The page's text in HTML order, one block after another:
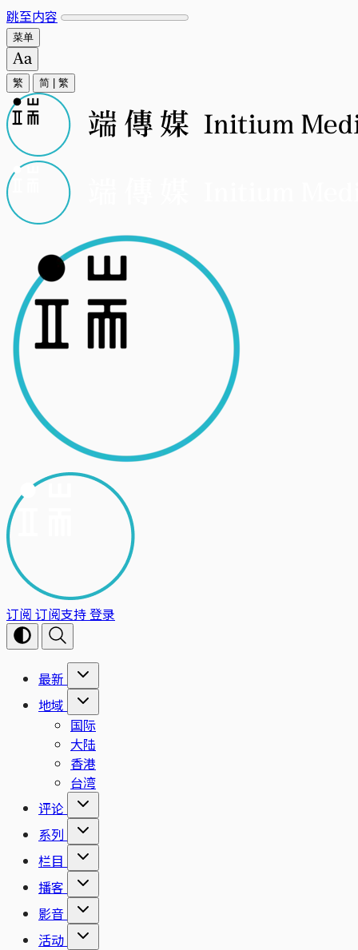
跳至内容
菜单
繁 简 繁
订阅 订阅支持登录
最新
地域
国际
大陆
香港
台湾
评论
系列
栏目
播客
影音
活动